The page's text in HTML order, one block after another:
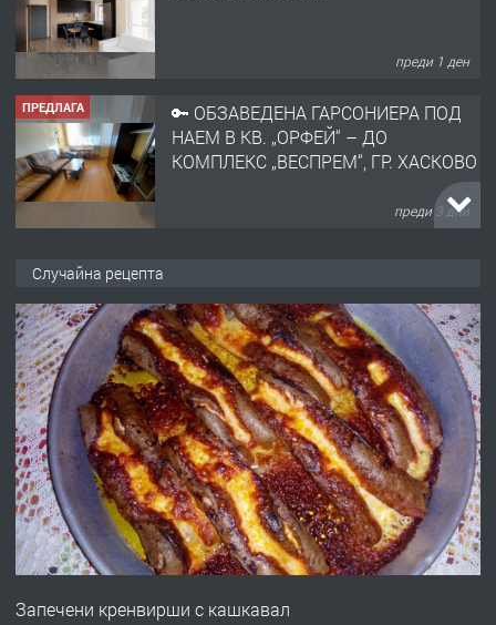
преди 1 ден
ПРЕДЛАГА
🔑 ОБЗАВЕДЕНА ГАРСОНИЕРА ПОД
НАЕМ В КВ. „ОРФЕЙ“ – ДО
КОМПЛЕКС „ВЕСПРЕМ“, ГР. ХАСКОВО
преди 3 дни
АПАРТАМЕНТ В ЦЕНТЪРА НА ГР.
ХАСКОВО
преди 4 дни
ПРЕДЛАГА Давам гараж под наем
преди 4 дни
ПРЕДЛАГА
№4120 Магазин/Офис под наем в кв.
градската градина!
Случайна рецепта
Запечени кренвирши с кашкавал